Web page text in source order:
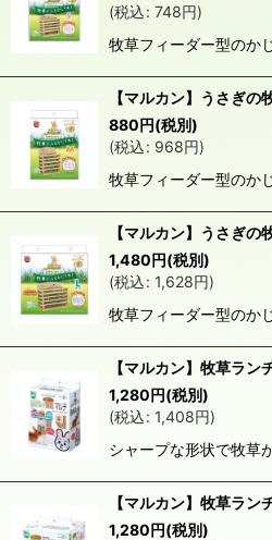
並び順:
(税込: 748円)
牧草フィーダー型のか
【マルカン】うさぎ
880円(税別)
(税込: 968円)
牧草フィーダー型のか
【マルカン】うさぎ
1,480円(税別)
(税込: 1,628円)
牧草フィーダー型のか
【マルカン】牧草ラ
1,280円(税別)
(税込: 1,408円)
シャープな形状で牧草
【マルカン】牧草ラン
1,280円(税別)